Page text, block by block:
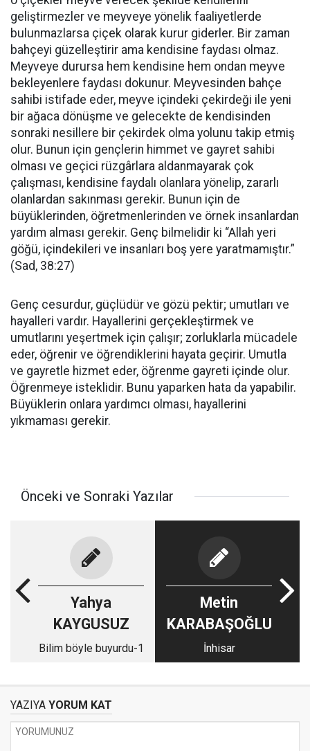
geliştirmezler ve meyveye yönelik faaliyetlerde
bulunmazlarsa çiçek olarak kurur giderler. Bir zaman
bahçeyi güzelleştirir ama kendisine faydası olmaz.
Meyveye durursa hem kendisine hem ondan meyve
bekleyenlere faydası dokunur. Meyvesinden bahçe
sahibi istifade eder, meyve içindeki çekirdeği ile yeni
bir ağaca dönüşme ve gelecekte de kendisinden
sonraki nesillere bir çekirdek olma yolunu takip etmiş
olur. Bunun için gençlerin himmet ve gayret sahibi
olması ve geçici rüzgârlara aldanmayarak çok
çalışması, kendisine faydalı olanlara yönelip, zararlı
olanlardan sakınması gerekir. Bunun için de
büyüklerinden, öğretmenlerinden ve örnek insanlardan
yardım alması gerekir. Genç bilmelidir ki “Allah yeri
göğü, içindekileri ve insanları boş yere yaratmamıştır.”
(Sad, 38:27)
Genç cesurdur, güçlüdür ve gözü pektir; umutları ve
hayalleri vardır. Hayallerini gerçekleştirmek ve
umutlarını yeşertmek için çalışır; zorluklarla mücadele
eder, öğrenir ve öğrendiklerini hayata geçirir. Umutla
ve gayretle hizmet eder, öğrenme gayreti içinde olur.
Öğrenmeye isteklidir. Bunu yaparken hata da yapabilir.
Büyüklerin onlara yardımcı olması, hayallerini
yıkmaması gerekir.
Önceki ve Sonraki Yazılar
Yahya
KAYGUSUZ
Bilim böyle buyurdu-1
Metin
KARABAŞOĞLU
İnhisar
YAZIYA YORUM KAT